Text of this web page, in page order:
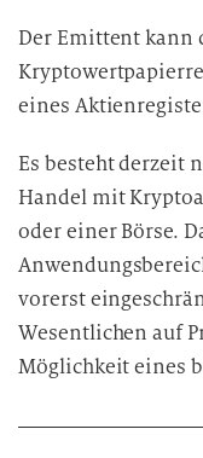
Der Emittent kann
eines
Es besteht derzeit
Handel mit
oder einer Börse.
vorerst
Wesentlichen auf
Möglichkeit eines